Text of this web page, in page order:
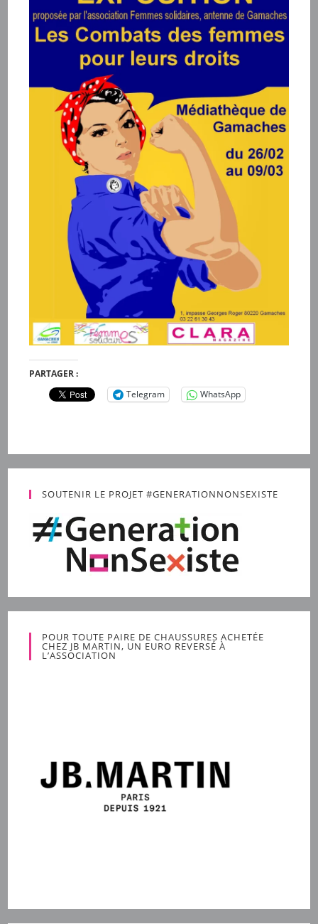
PARTAGER :
Telegram
WhatsApp
SOUTENIR LE PROJET #GENERATIONNONSEXISTE
POUR TOUTE PAIRE DE CHAUSSURES ACHETÉE
CHEZ JB MARTIN, UN EURO REVERSÉ À
L’ASSOCIATION